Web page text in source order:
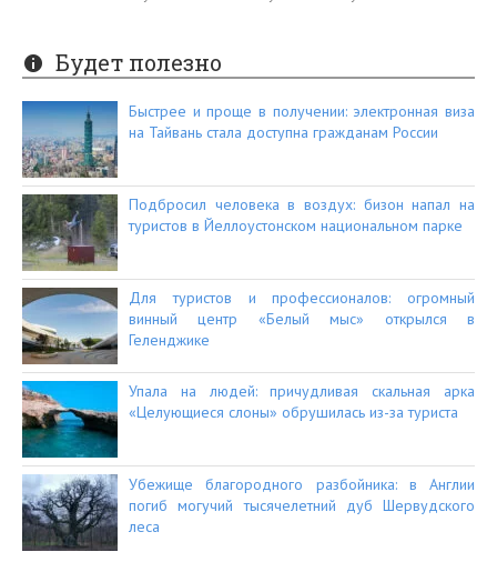
Будет полезно
Быстрее и проще в получении: электронная виза
на Тайвань стала доступна гражданам России
Подбросил человека в воздух: бизон напал на
туристов в Йеллоустонском национальном парке
Для туристов и профессионалов: огромный
винный центр «Белый мыс» открылся в
Геленджике
Упала на людей: причудливая скальная арка
«Целующиеся слоны» обрушилась из-за туриста
Убежище благородного разбойника: в Англии
погиб могучий тысячелетний дуб Шервудского
леса